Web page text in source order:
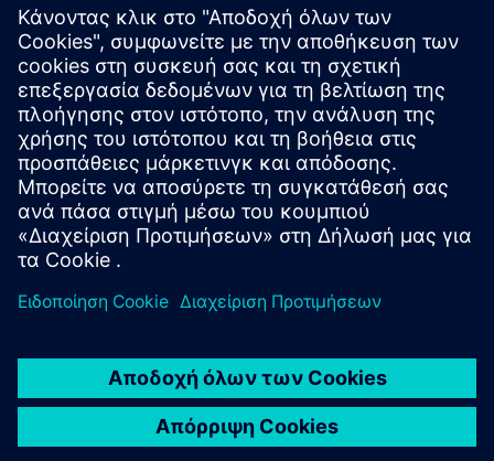
Διαβάστε
Αισθάνεται η εταιρεία σας την ανταγωνιστική πίεση για να
βελτιώσει το κορυφαίο επιχειρηματικό αποτέλεσμα Το
λογισμικό διαχείρισης δεδομένων προϊόντων (PDM)
μπορεί να βοηθήσει.
Κατεβάστε τη Λευκή Βίβλο